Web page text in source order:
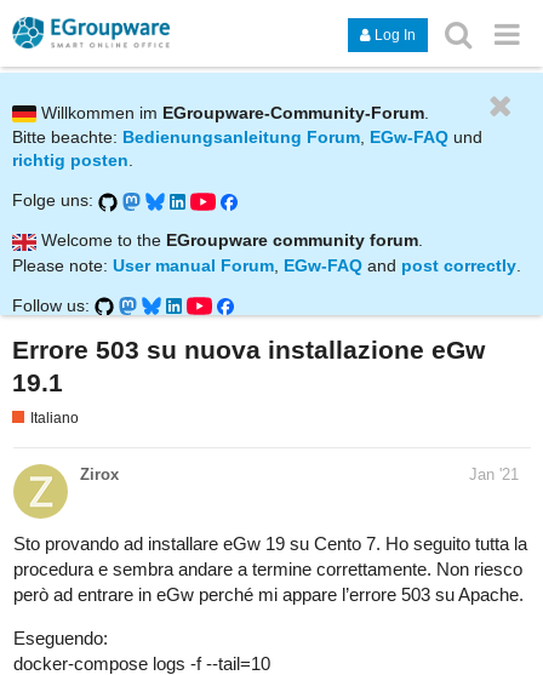
Log In
Willkommen im EGroupware-Community-Forum
Bitte beachte: Bedienungsanleitung Forum, EGw-FAQ und
richtig posten.
Folge uns:
Welcome to the EGroupware community forum.
Please note: User manual Forum EGw-FAQ and post correctly
Follow us:
Errore 503 su nuova installazione eGw
19.1
Italiano
Zirox Jan '21
Sto provando ad installare eGw 19 su Cento 7. Ho seguito tutta la
procedura e sembra andare a termine correttamente. Non riesco
però ad entrare in eGw perché mi appare l’errore 503 su Apache.
Eseguendo:
docker-compose logs -f --tail=10